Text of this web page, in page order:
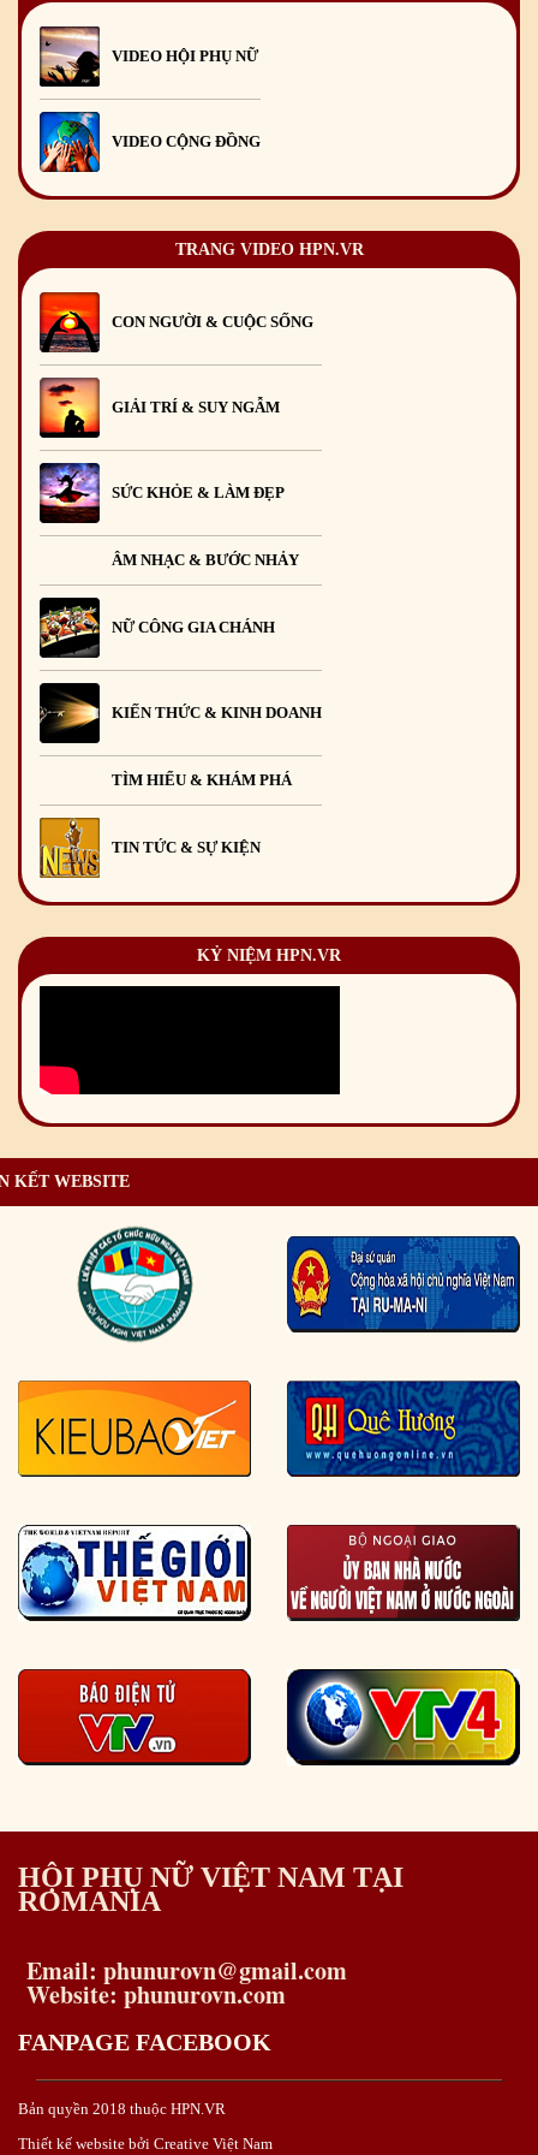
VIDEO HỘI PHỤ NỮ
VIDEO CỘNG ĐỒNG
TRANG VIDEO HPN.VR
CON NGƯỜI & CUỘC SỐNG
GIẢI TRÍ & SUY NGẪM
SỨC KHỎE & LÀM ĐẸP
ÂM NHẠC & BƯỚC NHẢY
NỮ CÔNG GIA CHÁNH
KIẾN THỨC & KINH DOANH
TÌM HIỂU & KHÁM PHÁ
TIN TỨC & SỰ KIỆN
KỶ NIỆM HPN.VR
KẾT WEBSITE
HỘI PHỤ NỮ VIỆT NAM TẠI
ROMANIA
Email: phunurovn@gmail.com
Website: phunurovn.com
FANPAGE FACEBOOK
Bản quyền 2018 thuộc HPN.VR
Thiết kế website bởi Creative Việt Nam